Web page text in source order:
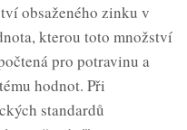
obsaženého zinku v
kterou toto množství
pro potravinu a
hodnot. Při
standardů